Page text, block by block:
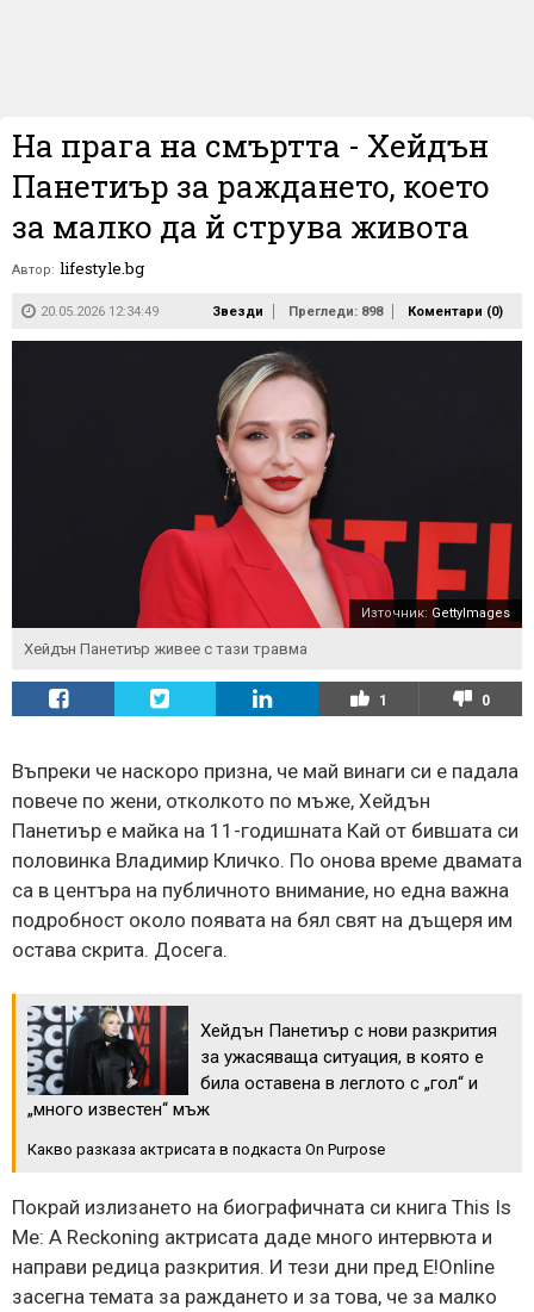
На прага на смъртта - Хейдън
Панетиър за раждането, което
за малко да й струва живота
Автор: lifestyle.bg
20.05.2026 12:34:49 Звезди Прегледи: 898 Коментари (0)
Източник: GettyImages
Хейдън Панетиър живее с тази травма
1 0
Въпреки че наскоро призна, че май винаги си е падала
повече по жени, отколкото по мъже, Хейдън
Панетиър е майка на 11-годишната Кай от бившата си
половинка Владимир Кличко. По онова време двамата
са в центъра на публичното внимание, но една важна
подробност около появата на бял свят на дъщеря им
остава скрита. Досега.
Хейдън Панетиър с нови разкрития
за ужасяваща ситуация, в която е
била оставена в леглото с „гол“ и
„много известен“ мъж
Какво разказа актрисата в подкаста On Purpose
Покрай излизането на биографичната си книга This Is
Me: A Reckoning актрисата даде много интервюта и
направи редица разкрития. И тези дни пред Е!Online
засегна темата за раждането и за това, че за малко